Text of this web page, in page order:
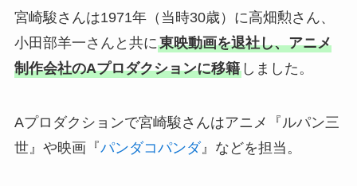
宮崎駿さんは1971年（当時30歳）に高畑勲さん、
小田部羊一さんと共に東映動画を退社し、アニメ
制作会社のAプロダクションに移籍しました。
Aプロダクションで宮崎駿さんはアニメ『ルパン三
世』や映画『パンダコパンダ』などを担当。